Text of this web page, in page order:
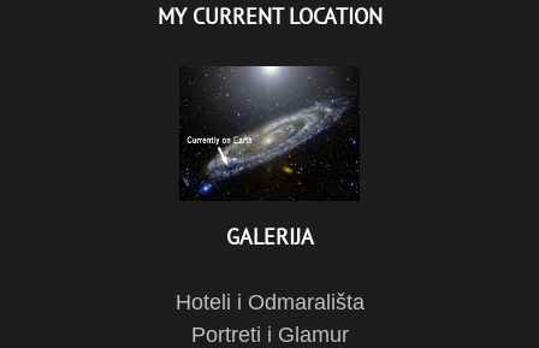
MY CURRENT LOCATION
GALERIJA
Hoteli i Odmarališta
Portreti i Glamur